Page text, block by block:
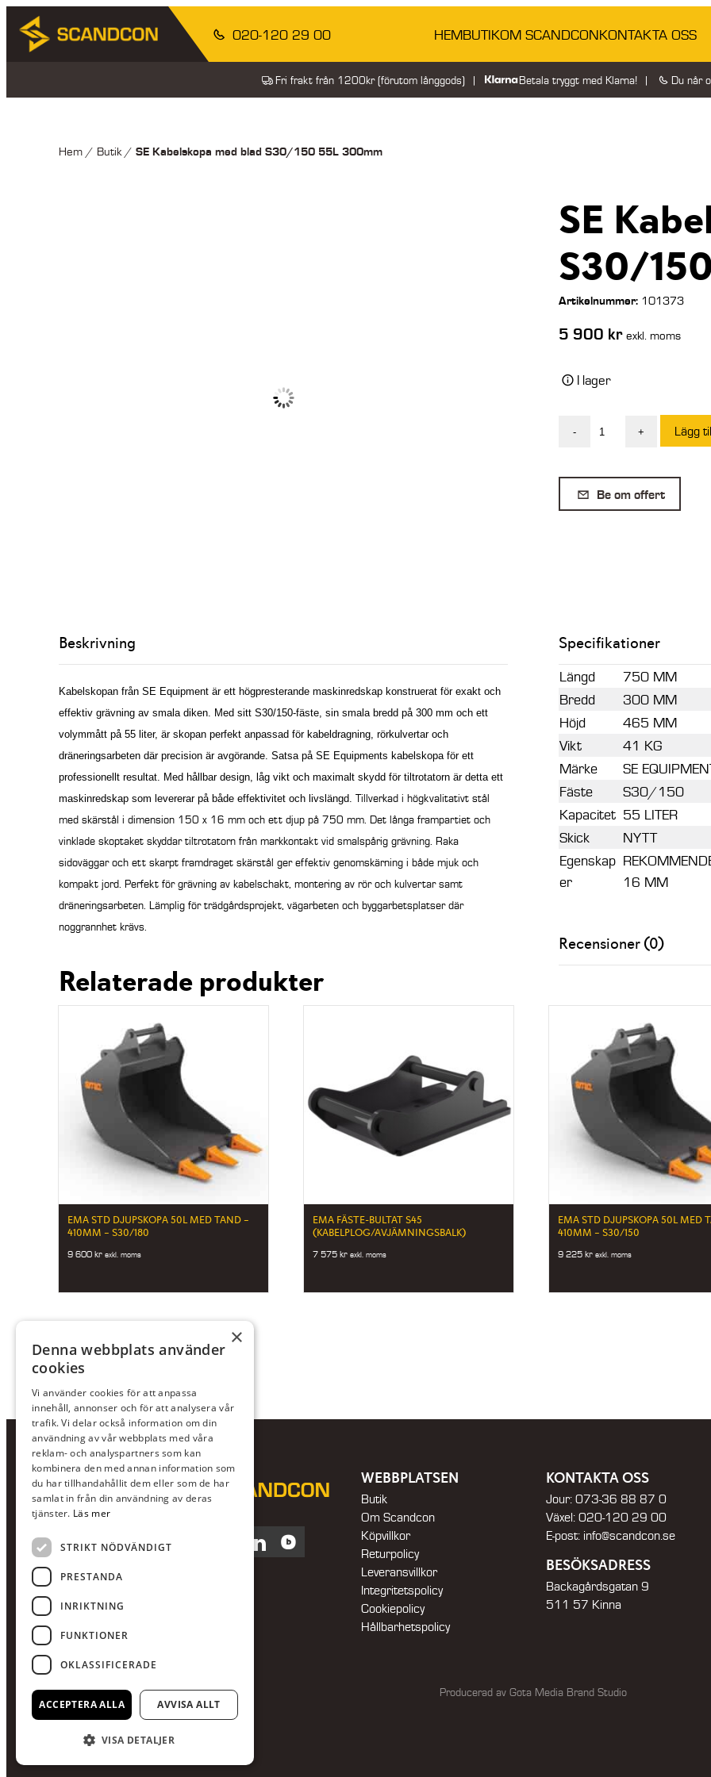
020-120 29 00 HEMBUTIKOM SCANDCONKONTAKTA OSS
Fri frakt från 1200kr (förutom långgods) Betala tryggt med Klarna! Du når
Hem / Butik/SE Kabelskopa med blad S30/150 55L 300mm
SE
S30/
Artikelnummer: 101373
5 900 kr exkl. moms
I lager
-
med
blad
+ Lägg
Be om offert
Beskrivning
Kabelskopan från SE Equipment är ett högpresterande maskinredskap konstruerat för exakt och
effektiv grävning av smala diken. Med sitt S30/150-fäste, sin smala bredd på 300 mm och ett
volymmått på 55 liter, är skopan perfekt anpassad för kabeldragning, rörkulvertar och
dräneringsarbeten där precision är avgörande.Satsa på SE Equipments kabelskopa för ett
professionellt resultat. Med hållbar design, låg vikt och maximalt skydd för tiltrotatorn är detta ett
maskinredskap som levererar på både effektivitet och livslängd.Tillverkad i högkvalitativt stål
med skärstål i dimension 150 x 16 mm och ett djup på 750 mm. Det långa frampartiet och
vinklade skoptaket skyddar tiltrotatorn från markkontakt vid smalspårig grävning. Raka
sidoväggar och ett skarpt framdraget skärstål ger effektiv genomskärning i både mjuk och
kompakt jord. Perfekt för grävning av kabelschakt, montering av rör och kulvertar samt
dräneringsarbeten. Lämplig för trädgårdsprojekt, vägarbeten och byggarbetsplatser där
noggrannhet krävs.
Specifikationer
Längd
750 MM
Bredd
300 MM
Höjd
465 MM
Vikt
41 KG
Märke
SE
Fäste
S30/150
Kapacitet 55 LITER
Skick
NYTT
Egenskap
er
16 MM
Recensioner (0)
Relaterade produkter
EMA STD DJUPSKOPA 50L MED TAND –
410MM – S30/180
9 600kr exkl. moms
EMA FÄSTE-BULTAT S45
(KABELPLOG/AVJÄMNINGSBALK)
7 575kr exkl. moms
EMA STD DJUPSKOPA 50L MED
410MM – S30/150
9 225kr exkl. moms
FacebookInstagram
LinkedInBlocket
WEBBPLATSEN
Butik
Om Scandcon
Köpvillkor
Returpolicy
Leveransvillkor
Integritetspolicy
Cookiepolicy
Hållbarhetspolicy
KONTAKTA OSS
Jour: 073-36 88 87 0
Växel: 020-120 29 00
E-post: info@scandcon.se
BESÖKSADRESS
Backagårdsgatan 9
511 57 Kinna
Producerad av Gota Media Brand Studio
×
Denna webbplats använder
cookies
Vi använder cookies för att anpassa
innehåll, annonser och för att analysera vår
trafik. Vi delar också information om din
användning av vår webbplats med våra
reklam- och analyspartners som kan
kombinera den med annan information som
du har tillhandahållit dem eller som de har
samlat in från din användning av deras
tjänster. Läs mer
STRIKT NÖDVÄNDIGT
PRESTANDA
INRIKTNING
FUNKTIONER
OKLASSIFICERADE
ACCEPTERA ALLA AVVISA ALLT
VISA DETALJER